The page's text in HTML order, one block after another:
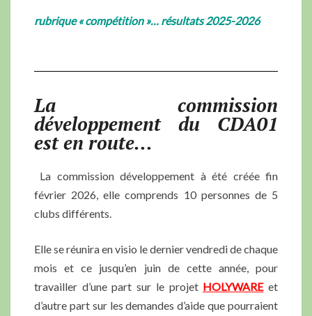
rubrique « compétition »… résultats 2025-2026
La commission
développement du CDA01
est en route...
La commission développement à été créée fin
février 2026, elle comprends 10 personnes de 5
clubs différents.
Elle se réunira en visio le dernier vendredi de chaque
mois et ce jusqu’en juin de cette année, pour
travailler d’une part sur le projet HOLYWAREet
d’autre part sur les demandes d’aide que pourraient